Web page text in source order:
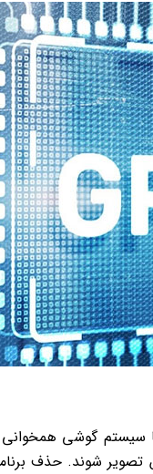
گوشی همخوانی
شوند. حذف